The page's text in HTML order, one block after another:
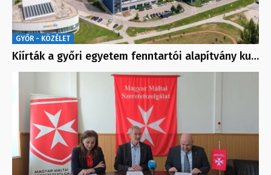
GYŐR - KÖZÉLET
Kiírták a győri egyetem fenntartói alapítvány ku…